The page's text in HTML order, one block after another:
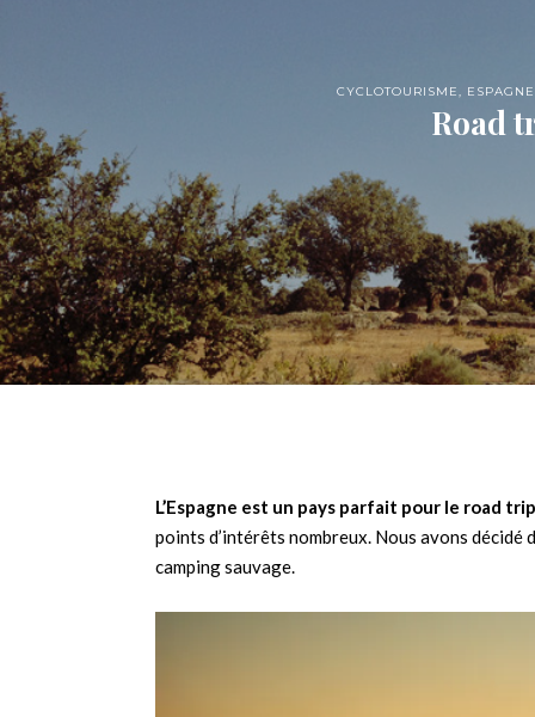
CYCLOTOURISME, ESPAGNE
Road
L’Espagne est un pays parfait pour le road trip
points d’intérêts nombreux. Nous avons
camping sauvage.